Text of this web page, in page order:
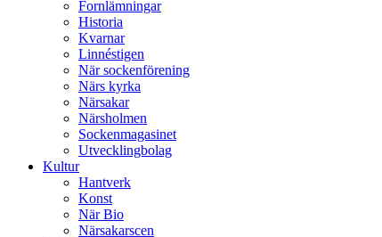
Fornlämningar
Historia
Kvarnar
Linnéstigen
När sockenförening
Närs kyrka
Närsakar
Närsholmen
Sockenmagasinet
Utvecklingbolag
Kultur
Hantverk
Konst
När Bio
Närsakarscen